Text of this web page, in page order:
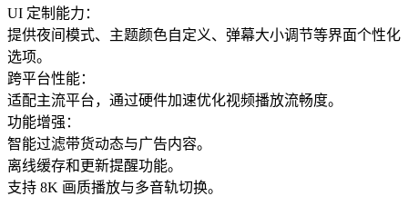
UI 定制能力：
提供夜间模式、主题颜色自定义、弹幕大小调节等界面个性化
选项。
跨平台性能：
适配主流平台，通过硬件加速优化视频播放流畅度。
功能增强：
智能过滤带货动态与广告内容。
离线缓存和更新提醒功能。
支持 8K 画质播放与多音轨切换。